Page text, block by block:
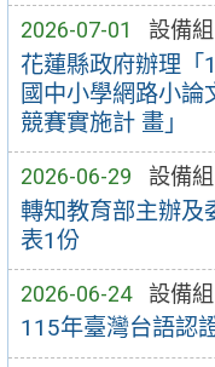
2026-07-01 設備組
花蓮縣政府辦理「
國中小學網路小
競賽實施計 畫」
2026-06-29 設備組
轉知教育部主辦及
表1份
2026-06-24 設備組
115年臺灣台語認